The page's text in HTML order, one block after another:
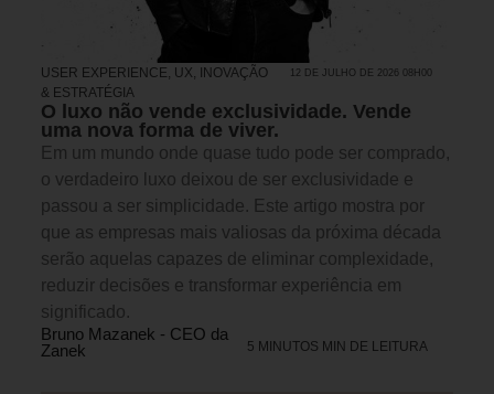
USER EXPERIENCE, UX,
INOVAÇÃO
& ESTRATÉGIA
12 DE JULHO DE 2026 08H00
O luxo não vende exclusividade. Vende
uma nova forma de viver.
Em um mundo onde quase tudo pode ser comprado,
o verdadeiro luxo deixou de ser exclusividade e
passou a ser simplicidade. Este artigo mostra por
que as empresas mais valiosas da próxima década
serão aquelas capazes de eliminar complexidade,
reduzir decisões e transformar experiência em
significado.
Bruno Mazanek - CEO da
Zanek
5 MINUTOS MIN DE LEITURA